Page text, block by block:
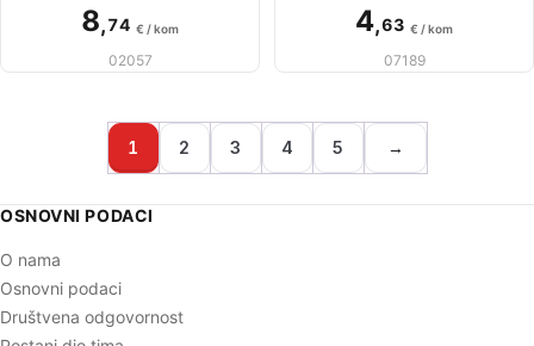
8,74 € / kom
02057
4,63 € / kom
07189
1 2 3 4 5 →
OSNOVNI PODACI
O nama
Osnovni podaci
Društvena odgovornost